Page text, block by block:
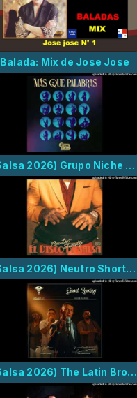
Balada: Mix de Jose Jose
(Salsa 2026) Grupo Niche - Niche Mode
(Salsa 2026) Neutro Shorty, Oscar D'León - Idilio
(Salsa 2026) The Latin Brothers, Juan Carlos Coronel - Good Loving